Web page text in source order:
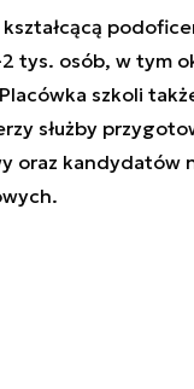
kształcącą
2 tys. osób, w tym
szkoli
służby
oraz